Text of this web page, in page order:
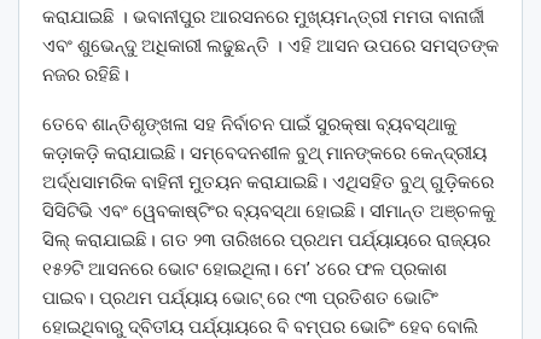
କରାଯାଇଛି । ଭବାନୀପୁର ଆରସନରେ ମୁଖ୍ୟମନ୍ତ୍ରୀ ମମତା ବାନାର୍ଜୀ
ଏବଂ ଶୁଭେନ୍ଦୁ ଅଧିକାରୀ ଲଢୁଛନ୍ତି । ଏହି ଆସନ ଉପରେ ସମସ୍ତଙ୍କ
ନଜର ରହିଛି।
ତେବେ ଶାନ୍ତିଶୃଙ୍ଖଳା ସହ ନିର୍ବାଚନ ପାଇଁ ସୁରକ୍ଷା ବ୍ୟବସ୍ଥାକୁ
କଡ଼ାକଡ଼ି କରାଯାଇଛି। ସମ୍ବେଦନଶୀଳ ବୁଥ୍ ମାନଙ୍କରେ କେନ୍ଦ୍ରୀୟ
ଅର୍ଦ୍ଧସାମରିକ ବାହିନୀ ମୁତୟନ କରାଯାଇଛି। ଏଥିସହିତ ବୁଥ୍ ଗୁଡ଼ିକରେ
ସିସିଟିଭି ଏବଂ ୱେବକାଷ୍ଟିଂର ବ୍ୟବସ୍ଥା ହୋଇଛି। ସୀମାନ୍ତ ଅଞ୍ଚଳକୁ
ସିଲ୍ କରାଯାଇଛି। ଗତ ୨୩ ତାରିଖରେ ପ୍ରଥମ ପର୍ଯ୍ୟାୟରେ ରାଜ୍ୟର
୧୫୨ଟି ଆସନରେ ଭୋଟ ହୋଇଥିଲା। ମେ’ ୪ରେ ଫଳ ପ୍ରକାଶ
ପାଇବ। ପ୍ରଥମ ପର୍ଯ୍ୟାୟ ଭୋଟ୍ ରେ ୯୩ ପ୍ରତିଶତ ଭୋଟିଂ
ହୋଇଥିବାରୁ ଦ୍ବିତୀୟ ପର୍ଯ୍ୟାୟରେ ବି ବମ୍ପର ଭୋଟିଂ ହେବ ବୋଲି